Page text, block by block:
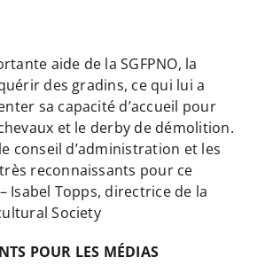
aide de la SGFPNO, la
des gradins, ce qui lui a
sa capacité d’accueil pour
et le derby de démolition.
conseil d’administration et les
reconnaissants pour ce
Isabel Topps, directrice de la
Society
POUR LES MÉDIAS